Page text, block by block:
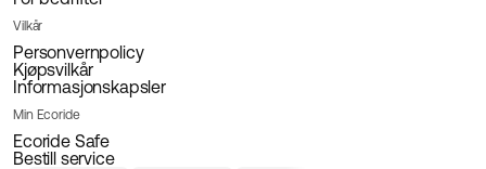
Vilkår
Personvernpolicy
Kjøpsvilkår
Informasjonskapsler
Min Ecoride
Ecoride Safe
Bestill service